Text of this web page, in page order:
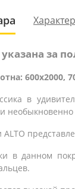
за
600x2000,
в
ALTO
в данном